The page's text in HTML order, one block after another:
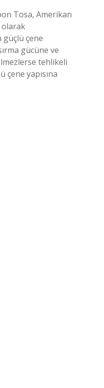
Tosa, Amerikan
olarak
güçlü çene
gücüne ve
tehlikeli
yapısına